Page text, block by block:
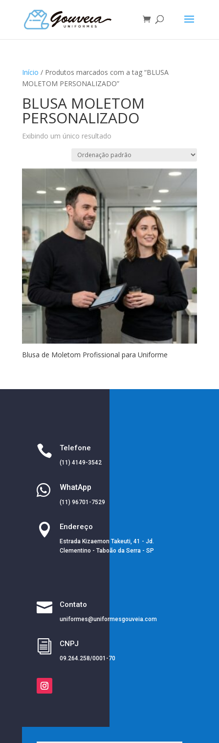
Início / Produtos marcados com a tag “BLUSA
MOLETOM PERSONALIZADO”
BLUSA MOLETOM
PERSONALIZADO
Exibindo um único resultado
Blusa de Moletom Profissional para Uniforme
 Telefone
(11) 4149-3542
 WhatApp
(11) 96701-7529
 Endereço
Estrada Kizaemon Takeuti, 41 - Jd.
Clementino - Taboão da Serra - SP
 Contato
uniformes@uniformesgouveia.com
i CNPJ
09.264.258/0001-70